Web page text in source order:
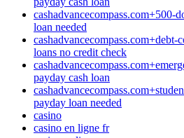
cashadvancecompass.com+500-
loan needed
loans no credit check
payday cash loan
payday loan needed
casino
casino en ligne fr